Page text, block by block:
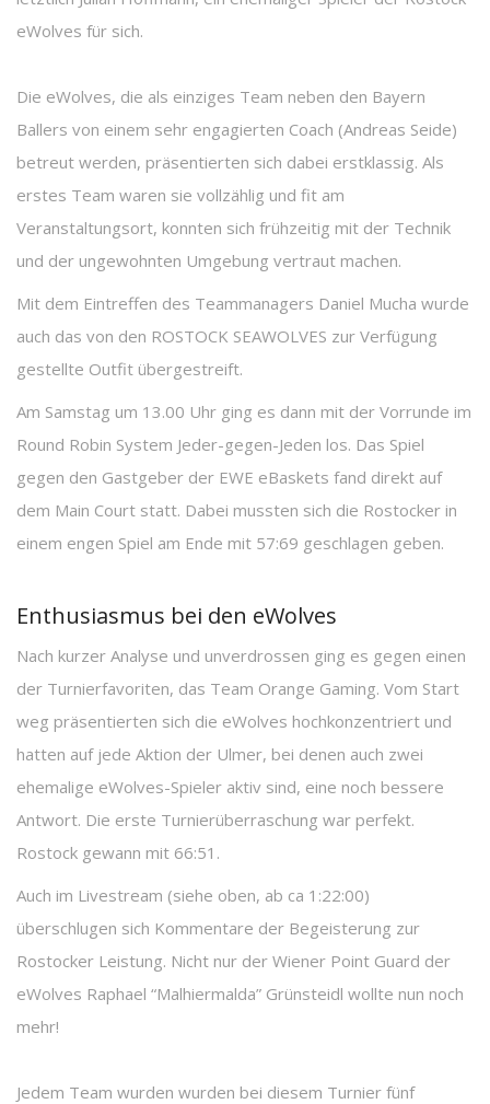
eWolves für sich.
Die eWolves, die als einziges Team neben den Bayern
Ballers von einem sehr engagierten Coach (Andreas Seide)
betreut werden, präsentierten sich dabei erstklassig. Als
erstes Team waren sie vollzählig und fit am
Veranstaltungsort, konnten sich frühzeitig mit der Technik
und der ungewohnten Umgebung vertraut machen.
Mit dem Eintreffen des Teammanagers Daniel Mucha wurde
auch das von den ROSTOCK SEAWOLVES zur Verfügung
gestellte Outfit übergestreift.
Am Samstag um 13.00 Uhr ging es dann mit der Vorrunde im
Round Robin System Jeder-gegen-Jeden los. Das Spiel
gegen den Gastgeber der EWE eBaskets fand direkt auf
dem Main Court statt. Dabei mussten sich die Rostocker in
einem engen Spiel am Ende mit 57:69 geschlagen geben.
Enthusiasmus bei den eWolves
Nach kurzer Analyse und unverdrossen ging es gegen einen
der Turnierfavoriten, das Team Orange Gaming. Vom Start
weg präsentierten sich die eWolves hochkonzentriert und
hatten auf jede Aktion der Ulmer, bei denen auch zwei
ehemalige eWolves-Spieler aktiv sind, eine noch bessere
Antwort. Die erste Turnierüberraschung war perfekt.
Rostock gewann mit 66:51.
Auch im Livestream (siehe oben, ab ca 1:22:00)
überschlugen sich Kommentare der Begeisterung zur
Rostocker Leistung. Nicht nur der Wiener Point Guard der
eWolves Raphael “Malhiermalda” Grünsteidl wollte nun noch
mehr!
Jedem Team wurden wurden bei diesem Turnier fünf